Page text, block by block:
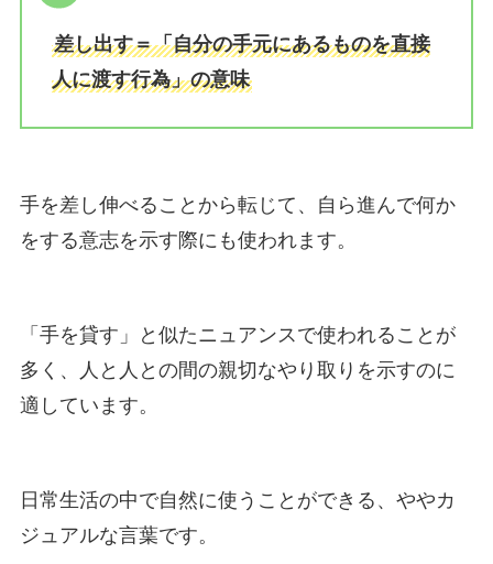
差し出す＝「自分の手元にあるものを直接
人に渡す行為」の意味
手を差し伸べることから転じて、自ら進んで何か
をする意志を示す際にも使われます。
「手を貸す」と似たニュアンスで使われることが
多く、人と人との間の親切なやり取りを示すのに
適しています。
日常生活の中で自然に使うことができる、ややカ
ジュアルな言葉です。